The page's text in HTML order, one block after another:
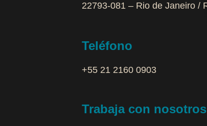
22793-081 – Rio de Janeiro /
Teléfono
+55 21 2160 0903‬
Trabaja con nosotros